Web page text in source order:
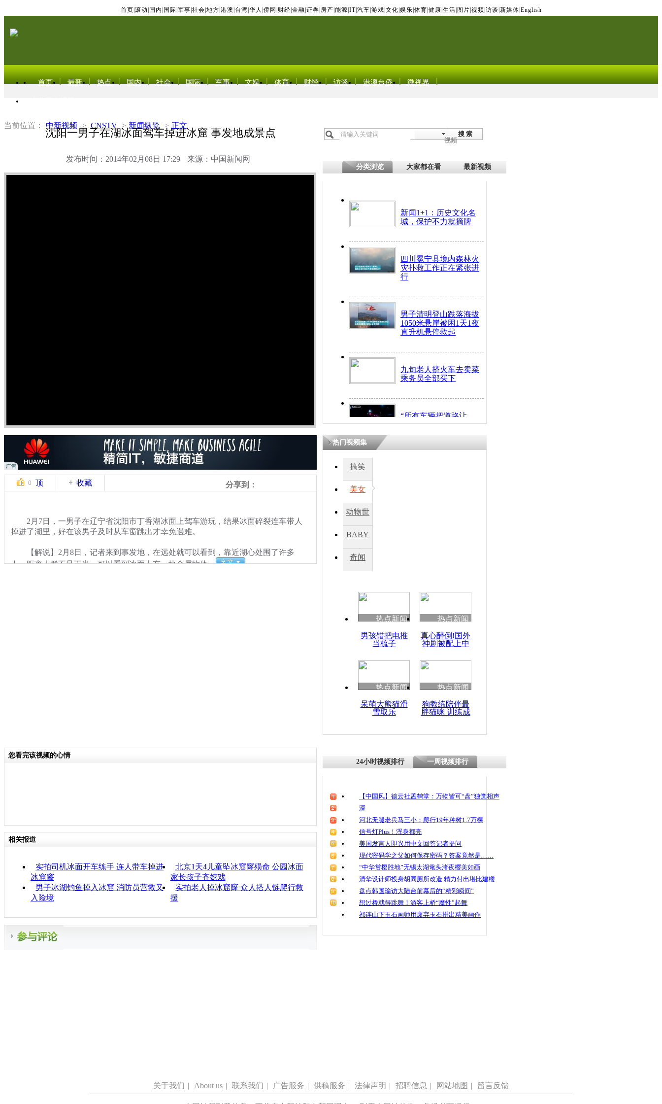
首页 滚动 国内 国际 军事 社会 地方 港澳 台湾 华人 侨网 财经 金融 证券 房产 能源 IT| 汽车 游戏 文化 娱乐 体育 健康 生活 图片 视频 访谈 新媒体 English
首页 最新 热点 国内 社会 国际 军事 文娱 体育 财经 访谈 港澳台侨 微视界
当前位置： 中新视频 > CNSTV > 新闻纵览 > 正文
沈阳一男子在湖冰面驾车掉进冰窟 事发地成景点
发布时间：2014年02月08日 17:29 来源：中国新闻网
搜 索
视频
分类浏览 大家都在看 最新视频
新闻1+1：历史文化名
城，保护不力就摘牌
四川冕宁县境内森林火
灾扑救工作正在紧张进
行
男子清明登山跌落海拔
1050米悬崖被困1天1夜
直升机悬停救起
九旬老人挤火车去卖菜
乘务员全部买下
“所有车辆把道路让
开！”儿童突发疾病交
因
度苗族花山节
魂
0 顶 收藏 分享到：
2月7日，一男子在辽宁省沈阳市丁香湖冰面上驾车游玩，结果冰面碎裂连车带人
掉进了湖里，好在该男子及时从车窗跳出才幸免遇难。
【解说】2月8日，记者来到事发地，在远处就可以看到，靠近湖心处围了许多
人。距离人群不足五米，可以看到冰面上有一块金属物体。
热门视频集
搞笑
美女
动物世
BABY
秀
奇闻
热点新闻
男孩错把电推
当梳子
热点新闻
真心醉倒!国外
神剧被配上中
热点新闻
呆萌大熊猫滑
雪取乐
热点新闻
狗教练陪伴最
胖猫咪 训练成
您看完该视频的心情
相关报道
实拍司机冰面开车练手 连人带车掉进
冰窟窿
北京1天4儿童坠冰窟窿殒命 公园冰面
家长孩子齐嬉戏
男子冰湖钓鱼掉入冰窟 消防员营救又
入险境
实拍老人掉冰窟窿 众人搭人链爬行救
援
24小时视频排行 一周视频排行
【中国风】德云社孟鹤堂：万物皆可“盘”独觉相声
深
河北无腿老兵马三小：爬行19年种树1.7万棵
信号灯Plus！浑身都亮
美国发言人即兴用中文回答记者提问
现代密码学之父如何保存密码？答案竟然是……
“中华赏樱胜地”无锡太湖鼋头渚夜樱美如画
清华设计师投身胡同厕所改造 精力付出堪比建楼
盘点韩国瑜访大陆台前幕后的“精彩瞬间”
想过桥就得跳舞！游客上桥“魔性”起舞
祁连山下玉石画师用废弃玉石拼出精美画作
关于我们 | About us | 联系我们 | 广告服务 | 供稿服务 | 法律声明 | 招聘信息 | 网站地图 | 留言反馈